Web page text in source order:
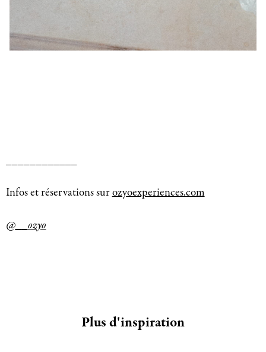
Infos et réservations surozyoexperiences.com
@__ozyo
Plus d'inspiration